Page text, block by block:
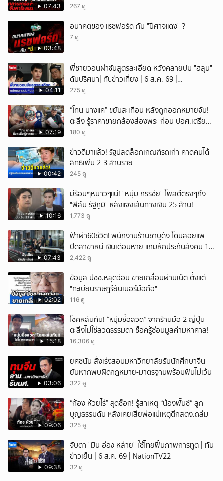
07:43
สินบน
267 ดู
03:48
อนาคตของ แรชฟอร์ด กับ "ปีศาจแดง" ?
7 ดู
04:11
พี่ชายวอนผ่าชันสูตรละเอียด หวังคลายปม "ฮลุน"
ดับปริศนา| ทันข่าวเที่ยง | 6 ส.ค. 69 |
NationTV22
275 ดู
07:19
“โทน บางแค” ขยับสะเทือน หลังถูกออกหมายจับ!
ตะลึง รู้ราคาขายกล้องส่องพระ ก่อน ปอศ.เตรียม
บุกรวบ?
180 ดู
00:42
ข่าวดีมาแล้ว! รัฐปลดล็อกเกณฑ์รถเก่า คาดคนได้
สิทธิเพิ่ม 2-3 ล้านราย
245 ดู
10:16
มีร้อนๆหนาวๆแน่! "หนุ่ม กรรชัย" โพสต์ตรงๆถึง
"ฟิล์ม รัฐภูมิ" หลังแจงเส้นทางเงิน 25 ล้าน!
1,773 ดู
07:43
ฟ้าผ่า60ชีวิต! พนักงานร้านชาบูดัง โดนลอยแพ
ปิดสาขาหนี เงินเดือนหาย แถมหักประกันสังคม 11
เดือนแต่ไม่ส่ง?
2,422 ดู
02:02
ข้อมูล ปชช.หลุดว่อน ขายเกลื่อนผ่านเน็ต ตั้งแต่
"ทะเบียนราษฎร์ยันเบอร์มือถือ"
116 ดู
15:18
โชคหล่นทับ! “หนุ่มซื้อลวด” จากร้านมือ 2 ญี่ปุ่น
ตะลึงไม่ใช่ลวดธรรมดา ช็อครู้ซ่อนมูลค่ามหาศาล!
16,306 ดู
03:06
ยศชนัน สั่งเร่งสอบมหาวิทยาลัยรับนักศึกษาจีน
ยันหากพบผิดกฎหมาย-มาตรฐานพร้อมฟันไม่เว้น
322 ดู
09:06
“ก้อง ห้วยไร่” สุดช็อก! รู้สาเหตุ “น้องพั๊นซ์“ ลูก
บุญธรรมดับ หลังเคยเสียพ่อแม่เหตุตึกสตง.ถล่ม
325 ดู
09:38
จับตา "มิน อ่อง หล่าย" ใช้ไทยฟื้นภาพการทูต | ทัน
ข่าวเย็น | 6 ส.ค. 69 | NationTV22
32 ดู